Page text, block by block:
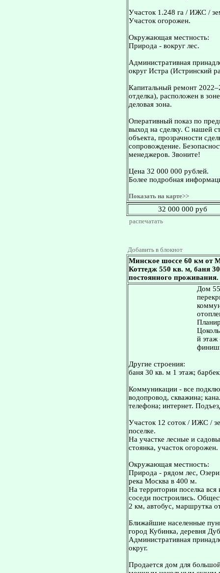
Участок 1.248 га / ИЖС /
Участок огорожен.
Окружающая местность:
Природа - вокруг лес.
Административная
округ Истра (Истринский
Капитальный ремонт
отделка), расположен в
деловая зона.
Оперативный показ по
выход на сделку. С нашей
объекта, прозрачности
сопровождение.
менеджеров. Звоните!
Цена 32 000 000 рублей.
Более подробная
Показать на карте>>
32 000 000 руб
распечатать
Добавить в блокнот
Минское шоссе 60 км от
Коттедж 550 кв. м, баня
постоянного проживания.
Дом
й этаж
Другие строения:
баня 30 кв. м 1 этаж;
Коммуникации - все
водопровод, скважина;
телефона; интернет.
Участок 12 соток / ИЖС /
поселке.
На участке лесные и
стоянка, участок огорожен.
Окружающая местность:
Природа - рядом лес,
река Москва в 400 м.
На территории поселка
соседи построились.
2 км, автобус, маршрутка
Ближайшие населенные
город Кубинка, деревня
Административная
округ.
Пpoдается дом для